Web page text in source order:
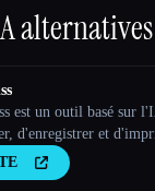
est un outil basé sur
d'enregistrer et
uniques en
textuelles, en les